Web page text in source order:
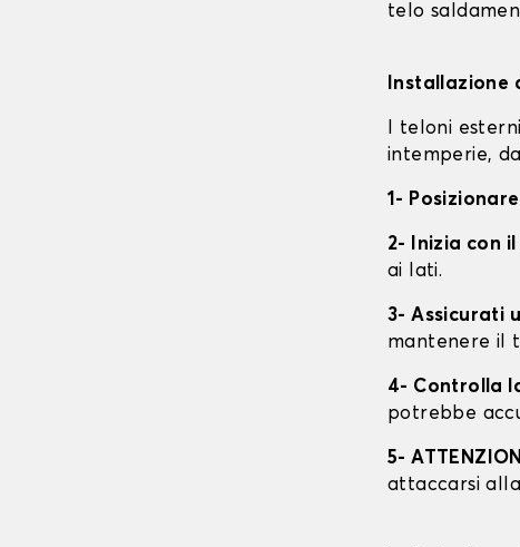
telo
Installazione
I teloni
intemperie,
1-
2- Inizia con
ai lati.
3- Assicurati
mantenere il
4- Controlla
potrebbe
5-
attaccarsi